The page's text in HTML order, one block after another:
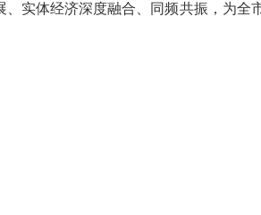
实体经济深度融合、同频共振，为全